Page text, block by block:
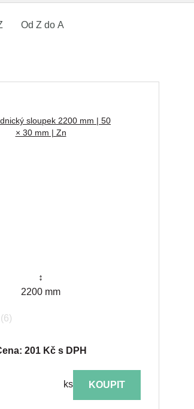
Od Z do A
sloupek 2200 mm | 50
× 30 mm | Zn
↕
2200 mm
(6)
201 Kč s DPH
ks KOUPIT